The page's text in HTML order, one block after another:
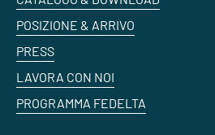
POSIZIONE & ARRIVO
PRESS
LAVORA CON NOI
PROGRAMMA FEDELTA